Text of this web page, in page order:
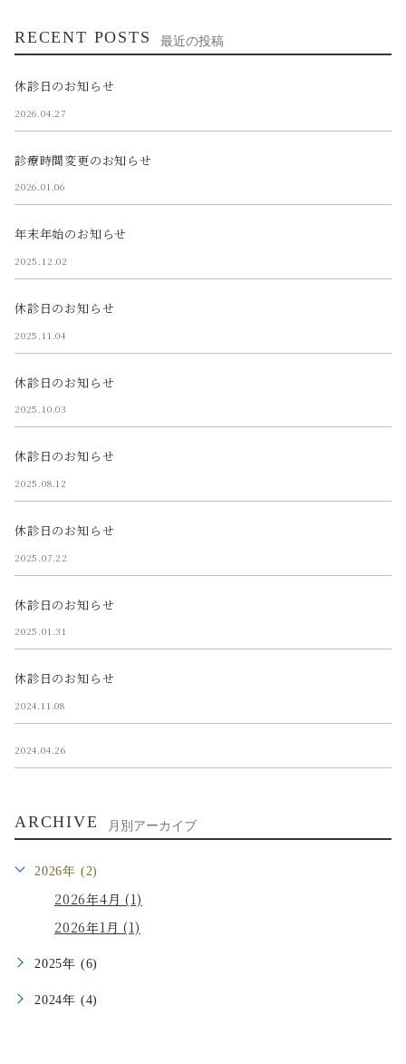
RECENT POSTS 最近の投稿
休診日のお知らせ
2026.04.27
診療時間変更のお知らせ
2026.01.06
年末年始のお知らせ
2025.12.02
休診日のお知らせ
2025.11.04
休診日のお知らせ
2025.10.03
休診日のお知らせ
2025.08.12
休診日のお知らせ
2025.07.22
休診日のお知らせ
2025.01.31
休診日のお知らせ
2024.11.08
2024.04.26
ARCHIVE 月別アーカイブ
2026年 (2)
2026年4月 (1)
2026年1月 (1)
2025年 (6)
2024年 (4)